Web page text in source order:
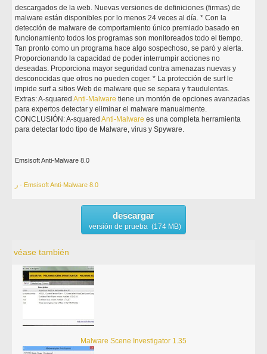
descargados de la web. Nuevas versiones de definiciones (firmas) de
malware están disponibles por lo menos 24 veces al día. * Con la
detección de malware de comportamiento único premiado basado en
funcionamiento todos los programas son monitoreados todo el tiempo.
Tan pronto como un programa hace algo sospechoso, se paró y alerta.
Proporcionando la capacidad de poder interrumpir acciones no
deseadas. Proporciona mayor seguridad contra amenazas nuevas y
desconocidas que otros no pueden coger. * La protección de surf le
impide surf a sitios Web de malware que se separa y fraudulentas.
Extras: A-squaredAnti-Malware tiene un montón de opciones avanzadas
para expertos detectar y eliminar el malware manualmente.
CONCLUSIÓN: A-squaredAnti-Malware es una completa herramienta
para detectar todo tipo de Malware, virus y Spyware.
Emsisoft Anti-Malware 8.0
ر - Emsisoft Anti-Malware 8.0
descargar
versión de prueba (174 MB)
véase también
Malware Scene Investigator 1.35